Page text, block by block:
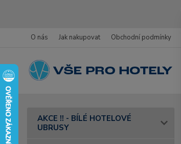
O nás Jak nakupovat Obchodní podmínky
AKCE !! - BÍLÉ HOTELOVÉ
UBRUSY